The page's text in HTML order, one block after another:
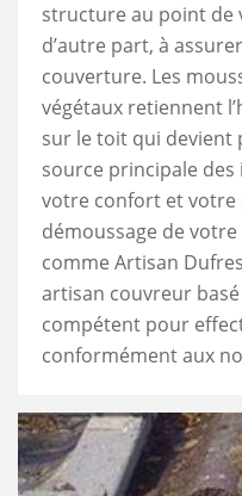
structure au point de
d’autre part, à
couverture. Les
végétaux retiennent
sur le toit qui devient
source principale
votre confort et votre
démoussage de
comme Artisan
artisan couvreur
compétent pour
conformément aux